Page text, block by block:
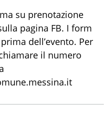
su prenotazione
pagina FB. I form
dell’evento. Per
il numero